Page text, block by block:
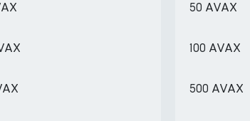
50 AVAX
100 AVAX
500 AVAX